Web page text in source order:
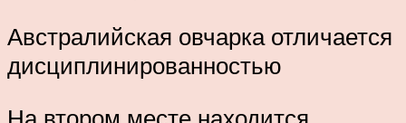
Австралийская овчарка отличается
дисциплинированностью